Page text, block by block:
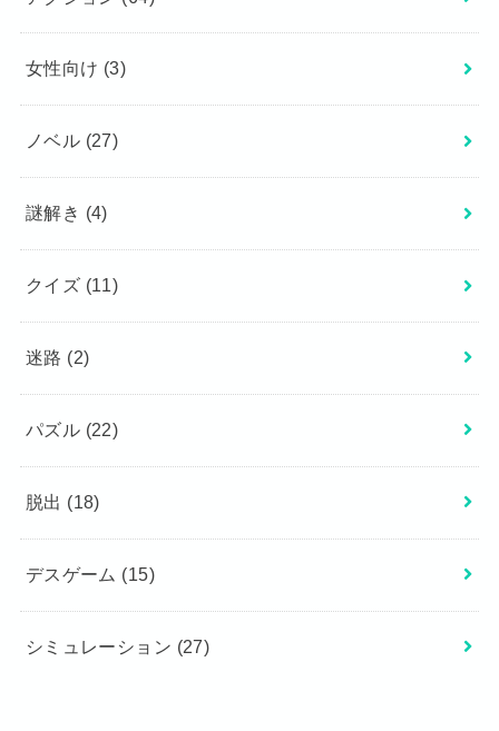
女性向け (3)
ノベル (27)
謎解き (4)
クイズ (11)
迷路 (2)
パズル (22)
脱出 (18)
デスゲーム (15)
シミュレーション (27)